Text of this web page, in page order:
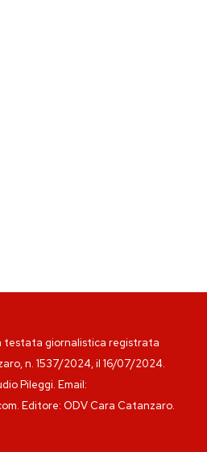
testata giornalistica registrata
n. 1537/2024, il 16/07/2024.
Pileggi. Email:
Editore: ODV Cara Catanzaro.